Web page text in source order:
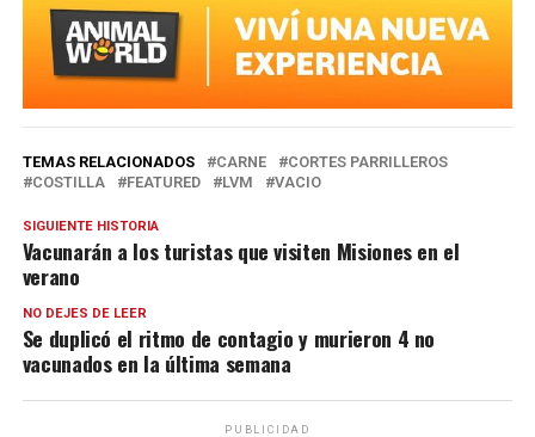
TEMAS RELACIONADOS CARNE
CORTES PARRILLEROS
COSTILLA
FEATURED LVM VACIO
SIGUIENTE HISTORIA
Vacunarán a los turistas que visiten Misiones en el
verano
NO DEJES DE LEER
Se duplicó el ritmo de contagio y murieron 4 no
vacunados en la última semana
PUBLICIDAD